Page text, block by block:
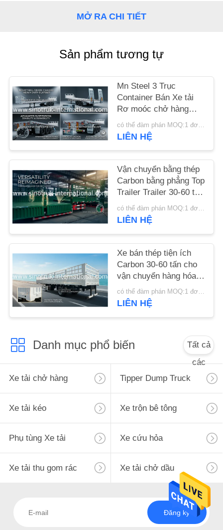
TÔI
YÊU
CẦU
ĐẶT
GIÁ
SƠ
ĐỒ
TRANG
WEB
CHÍNH
SÁCH
BẢO
MẬT
MỞ RA CHI TIẾT
Sản phẩm tương tự
Mn Steel 3 Trục
Container Bán Xe tải
Rơ moóc chở hàng
nặng
có thể đàm phán MOQ:1 đơn vị
LIÊN HỆ
Vận chuyển bằng thép
Carbon bằng phẳng Top
Trailer Trailer 30-60 tấn
Semi Grain Trailer
có thể đàm phán MOQ:1 đơn vị
LIÊN HỆ
Xe bán thép tiện ích
Carbon 30-60 tấn cho
vận chuyển hàng hóa
đặc biệt
có thể đàm phán MOQ:1 đơn vị
LIÊN HỆ
Danh mục phổ biến
Tất cả
các
Xe tải chở hàng
Tipper Dump Truck
Xe tải kéo Xe trộn bê tông
Phụ tùng Xe tải Xe cứu hỏa
Xe tải thu gom rác Xe tải chở dầu
Đăng ký